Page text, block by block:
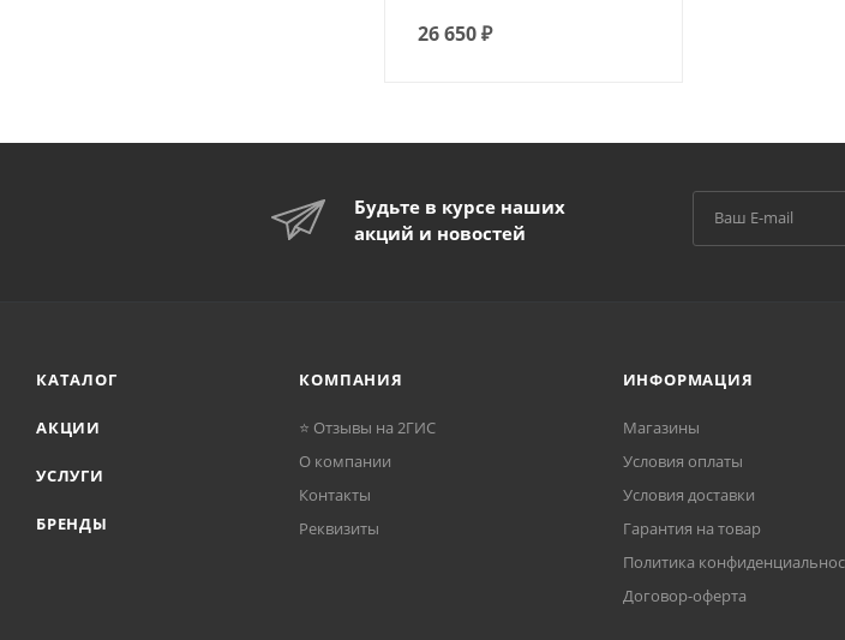
26 650₽
Будьте в курсе наших
акций и новостей
КАТАЛОГ
АКЦИИ
УСЛУГИ
БРЕНДЫ
КОМПАНИЯ
⭐ Отзывы на 2ГИС
О компании
Контакты
Реквизиты
ИНФОРМАЦИЯ
Магазины
Условия оплаты
Условия доставки
Гарантия на товар
Политика
Договор-оферта